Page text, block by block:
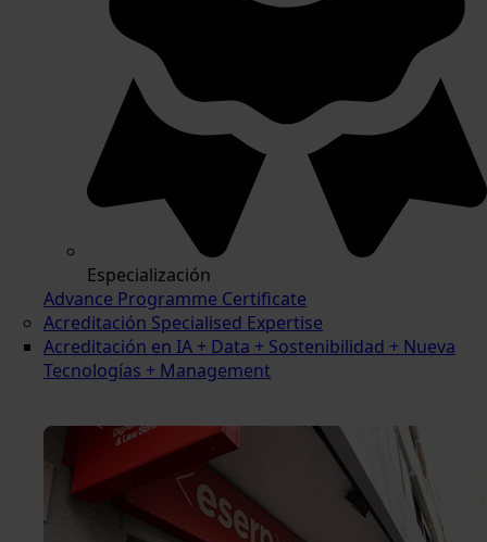
Especialización
Advance Programme Certificate
Acreditación Specialised Expertise
Acreditación en IA + Data + Sostenibilidad + Nueva
Tecnologías + Management